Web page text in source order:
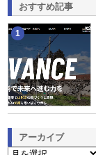
おすすめ記事
1
アーカイブ